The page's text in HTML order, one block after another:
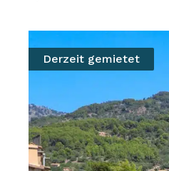
Derzeit gemietet